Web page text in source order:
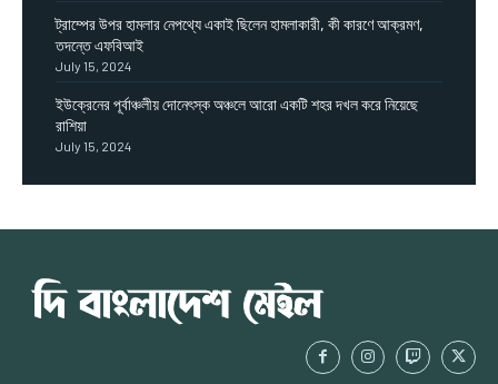
ট্রাম্পের উপর হামলার নেপথ্যে একাই ছিলেন হামলাকারী, কী কারণে আক্রমণ,
তদন্তে এফবিআই
July 15, 2024
ইউক্রেনের পূর্বাঞ্চলীয় দোনেৎস্ক অঞ্চলে আরো একটি শহর দখল করে নিয়েছে
রাশিয়া
July 15, 2024